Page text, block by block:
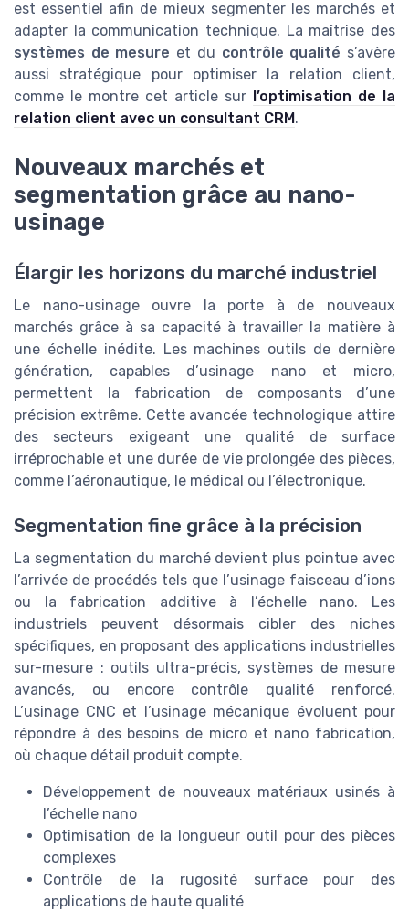
est essentiel afin de mieux segmenter les marchés et
adapter la communication technique. La maîtrise des
systèmes de mesure et du contrôle qualité s’avère
aussi stratégique pour optimiser la relation client,
comme le montre cet article sur l’optimisation de la
relation client avec un consultant CRM.
Nouveaux marchés et
segmentation grâce au nano-
usinage
Élargir les horizons du marché industriel
Le nano-usinage ouvre la porte à de nouveaux
marchés grâce à sa capacité à travailler la matière à
une échelle inédite. Les machines outils de dernière
génération, capables d’usinage nano et micro,
permettent la fabrication de composants d’une
précision extrême. Cette avancée technologique attire
des secteurs exigeant une qualité de surface
irréprochable et une durée de vie prolongée des pièces,
comme l’aéronautique, le médical ou l’électronique.
Segmentation fine grâce à la précision
La segmentation du marché devient plus pointue avec
l’arrivée de procédés tels que l’usinage faisceau d’ions
ou la fabrication additive à l’échelle nano. Les
industriels peuvent désormais cibler des niches
spécifiques, en proposant des applications industrielles
sur-mesure : outils ultra-précis, systèmes de mesure
avancés, ou encore contrôle qualité renforcé.
L’usinage CNC et l’usinage mécanique évoluent pour
répondre à des besoins de micro et nano fabrication,
où chaque détail produit compte.
Développement de nouveaux matériaux usinés à
l’échelle nano
Optimisation de la longueur outil pour des pièces
complexes
Contrôle de la rugosité surface pour des
applications de haute qualité